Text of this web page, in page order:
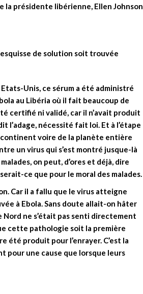
la présidente libérienne, Ellen Johnson
de solution soit trouvée
Unis, ce sérum a été administré
au Libéria où il fait beaucoup de
certifié ni validé, car il n’avait produit
l’adage, nécessité fait loi. Et à l’étape
voire de la planète entière
un virus qui s’est montré jusque-là
on peut, d’ores et déjà, dire
ce que pour le moral des malades.
Car il a fallu que le virus atteigne
à Ebola. Sans doute allait-on hâter
ne s’était pas senti directement
cette pathologie soit la première
été produit pour l’enrayer. C’est la
pour une cause que lorsque leurs